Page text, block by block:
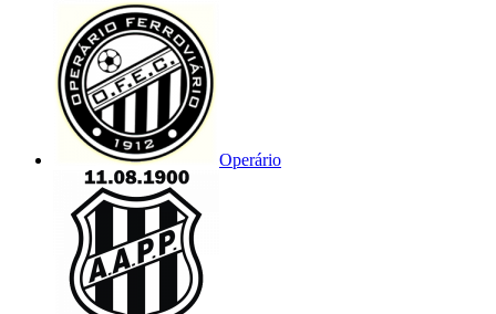
Operário